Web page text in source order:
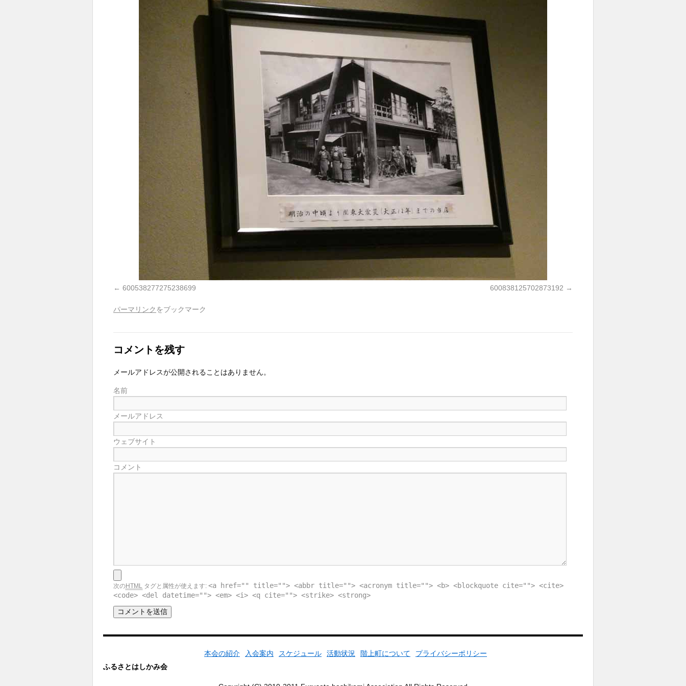
600538277275238699 600838125702873192
パーマリンク をブックマーク
コメントを残す
メールアドレスが公開されることはありません。
名前
メールアドレス
ウェブサイト
コメント
次のHTML タグと属性が使えます: <a href="" title=""> <abbr title=""> <acronym title=""> <b> <blockquote cite=""> <cite>
<code> <del datetime=""> <em> <i> <q cite=""> <strike> <strong>
本会の紹介 入会案内 スケジュール 活動状況 階上町について
プライバシーポリシー
ふるさとはしかみ会